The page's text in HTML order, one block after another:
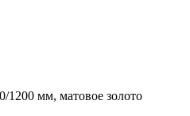
1200 мм, матовое золото